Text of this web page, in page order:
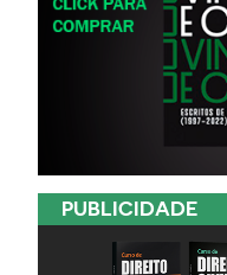
PUBLICIDADE